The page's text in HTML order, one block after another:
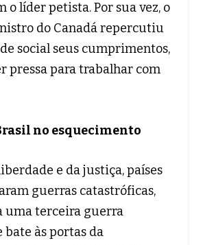
o líder petista. Por sua vez, o
do Canadá repercutiu
social seus cumprimentos,
pressa para trabalhar com
no esquecimento
e da justiça, países
guerras catastróficas,
uma terceira guerra
às portas da